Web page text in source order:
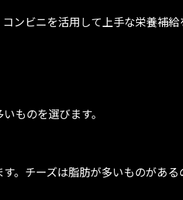
ンビニを活用して上手な栄養補給
ものを選びます。
。チーズは脂肪が多いものがある